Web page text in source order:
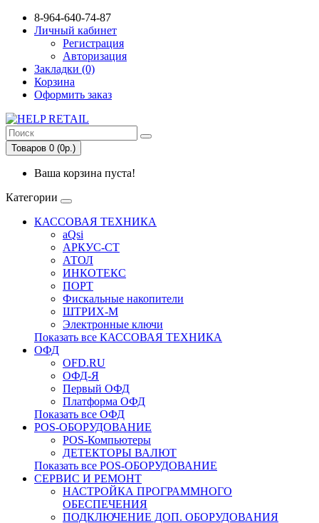
8-964-640-74-87
Личный кабинет
Регистрация
Авторизация
Закладки (0)
Корзина
Оформить заказ
Товаров 0 (0р.)
Ваша корзина пуста!
Категории
КАССОВАЯ ТЕХНИКА
aQsi
АРКУС-СТ
АТОЛ
ИНКОТЕКС
ПОРТ
Фискальные накопители
ШТРИХ-М
Электронные ключи
Показать все КАССОВАЯ ТЕХНИКА
ОФД
OFD.RU
ОФД-Я
Первый ОФД
Платформа ОФД
Показать все ОФД
POS-ОБОРУДОВАНИЕ
POS-Компьютеры
ДЕТЕКТОРЫ ВАЛЮТ
Показать все POS-ОБОРУДОВАНИЕ
СЕРВИС И РЕМОНТ
НАСТРОЙКА ПРОГРАММНОГО
ОБЕСПЕЧЕНИЯ
ПОДКЛЮЧЕНИЕ ДОП. ОБОРУДОВАНИЯ